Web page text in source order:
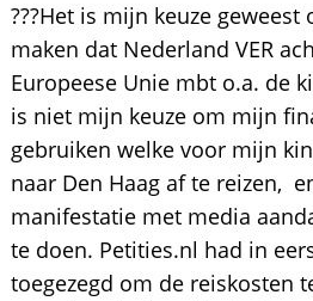
???Het is mijn keuze geweest
maken dat Nederland VER
Europeese Unie mbt o.a. de
is niet mijn keuze om mijn
gebruiken welke voor mijn
naar Den Haag af te reizen,
manifestatie met media
te doen. Petities.nl had in
toegezegd om de reiskosten